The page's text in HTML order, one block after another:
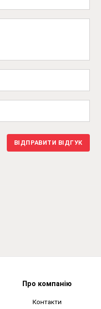
ВІДПРАВИТИ ВІДГУК
Про компанію
Контакти